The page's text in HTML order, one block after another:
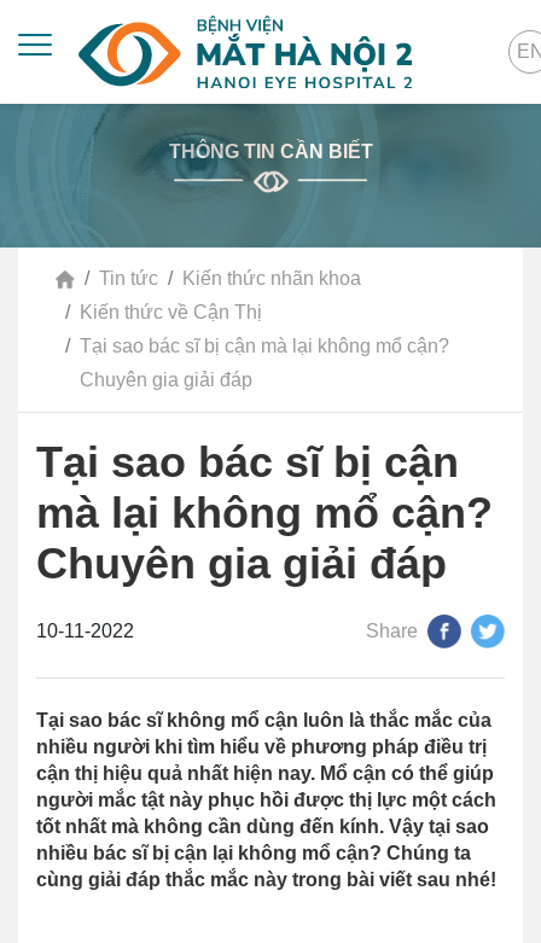
THÔNG TIN CẦN BIẾT
Tin tức
Kiến thức nhãn khoa
Kiến thức về Cận Thị
Tại sao bác sĩ bị cận mà lại không mổ cận?
Chuyên gia giải đáp
Tại sao bác sĩ bị cận
mà lại không mổ cận?
Chuyên gia giải đáp
10-11-2022 Share
Tại sao bác sĩ không mổ cận luôn là thắc mắc của
nhiều người khi tìm hiểu về phương pháp điều trị
cận thị hiệu quả nhất hiện nay. Mổ cận có thể giúp
người mắc tật này phục hồi được thị lực một cách
tốt nhất mà không cần dùng đến kính. Vậy tại sao
nhiều bác sĩ bị cận lại không mổ cận? Chúng ta
cùng giải đáp thắc mắc này trong bài viết sau nhé!